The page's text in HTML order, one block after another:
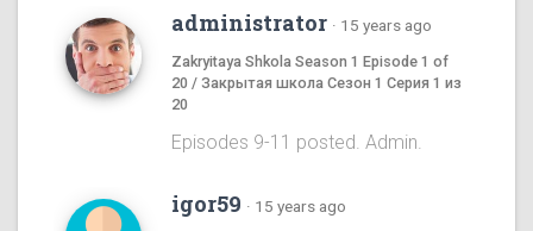
administrator · 15 years ago
Zakryitaya Shkola Season 1 Episode 1 of
20 / Закрытая школа Сезон 1 Серия 1 из
20
Episodes 9-11 posted. Admin.
igor59 · 15 years ago